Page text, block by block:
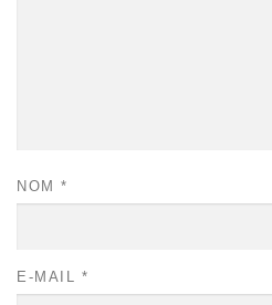
NOM *
E-MAIL *